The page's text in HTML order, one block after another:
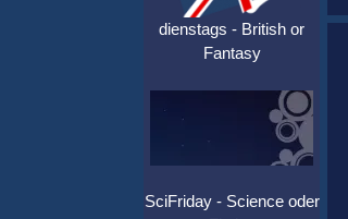
dienstags - British or
Fantasy
SciFriday - Science oder